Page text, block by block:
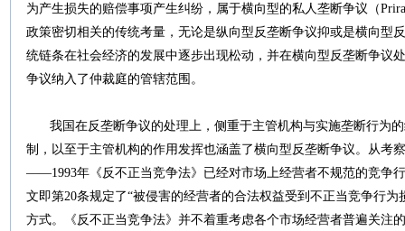
为产生损失的赔偿事项产生纠纷，属于横向型的私人垄断争议（
政策密切相关的传统考量，无论是纵向型反垄断争议抑或是横向型
统链条在社会经济的发展中逐步出现松动，并在横向型反垄断争
争议纳入了仲裁庭的管辖范围。
我国在反垄断争议的处理上，侧重于主管机构与实施垄断行为
制，以至于主管机构的作用发挥也涵盖了横向型反垄断争议。从考
——1993年《反不正当竞争法》已经对市场上经营者不规范的竞争
文即第20条规定了“被侵害的经营者的合法权益受到不正当竞争行
方式。《反不正当竞争法》并不着重考虑各个市场经营者普遍关注